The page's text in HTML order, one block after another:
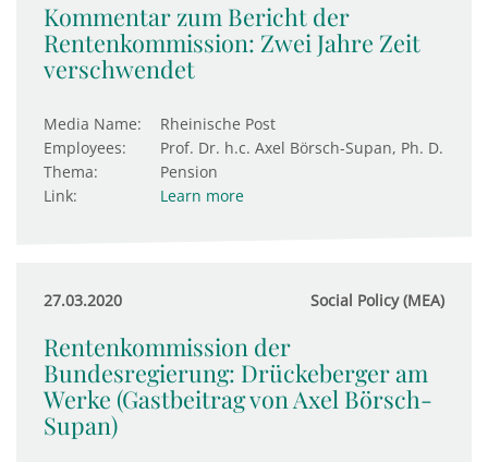
Kommentar zum Bericht der
Rentenkommission: Zwei Jahre Zeit
verschwendet
Media Name:
Rheinische Post
Employees:
Prof. Dr. h.c. Axel Börsch-Supan, Ph. D.
Thema:
Pension
Link:
Learn more
27.03.2020 Social Policy (MEA)
Rentenkommission der
Bundesregierung: Drückeberger am
Werke (Gastbeitrag von Axel Börsch-
Supan)